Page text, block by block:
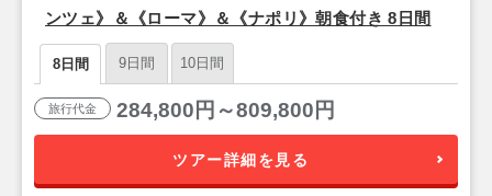
ンツェ》＆《ローマ》＆《ナポリ》朝食付き 8日間
8日間 9日間 10日間
旅行代金 284,800円～809,800円
ツアー詳細を見る